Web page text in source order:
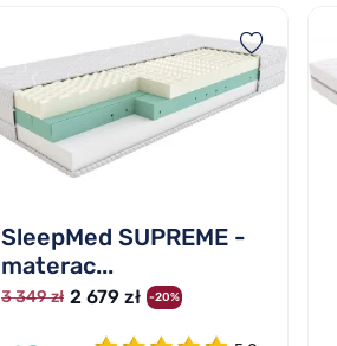
SleepMed SUPREME -
materac...
3 349 zł 2 679 zł -20%